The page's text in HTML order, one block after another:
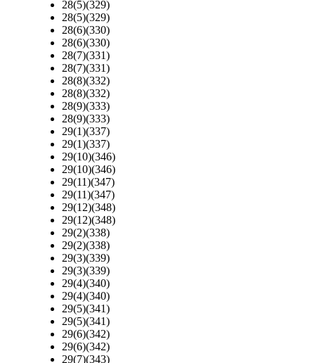
28(5)(329)
28(5)(329)
28(6)(330)
28(6)(330)
28(7)(331)
28(7)(331)
28(8)(332)
28(8)(332)
28(9)(333)
28(9)(333)
29(1)(337)
29(1)(337)
29(10)(346)
29(10)(346)
29(11)(347)
29(11)(347)
29(12)(348)
29(12)(348)
29(2)(338)
29(2)(338)
29(3)(339)
29(3)(339)
29(4)(340)
29(4)(340)
29(5)(341)
29(5)(341)
29(6)(342)
29(6)(342)
29(7)(343)